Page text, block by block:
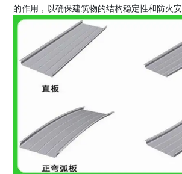
的作用，以确保建筑物的结构稳定性和防火安